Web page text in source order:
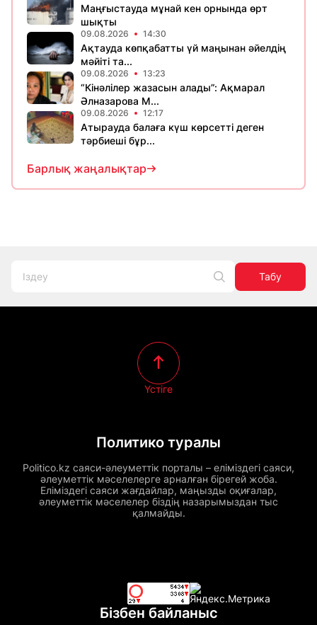
Маңғыстауда мұнай кен орнында өрт
шықты
09.08.2026 14:30
Ақтауда көпқабатты үй маңынан әйелдің
мәйіті та...
09.08.2026 13:23
“Кінәлілер жазасын алады”: Ақмарал
Әлназарова М...
09.08.2026 12:17
Атырауда балаға күш көрсетті деген
тәрбиеші бұр...
Барлық жаңалықтар
Табу
Политико туралы
Politico.kz саяси-әлеуметтік порталы – еліміздегі саяси,
әлеуметтік мәселелерге арналған бірегей жоба.
Еліміздегі саяси жағдайлар, маңызды оқиғалар,
әлеуметтік мәселелер біздің назарымыздан тыс
қалмайды.
Үстіге
Бізбен байланыс